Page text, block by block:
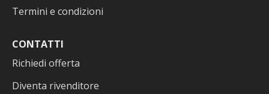
Termini e condizioni
CONTATTI
Richiedi offerta
Diventa rivenditore